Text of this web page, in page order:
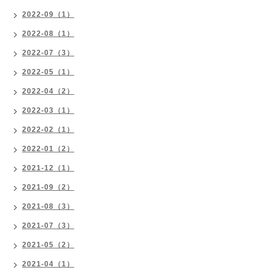
2022-09（1）
2022-08（1）
2022-07（3）
2022-05（1）
2022-04（2）
2022-03（1）
2022-02（1）
2022-01（2）
2021-12（1）
2021-09（2）
2021-08（3）
2021-07（3）
2021-05（2）
2021-04（1）